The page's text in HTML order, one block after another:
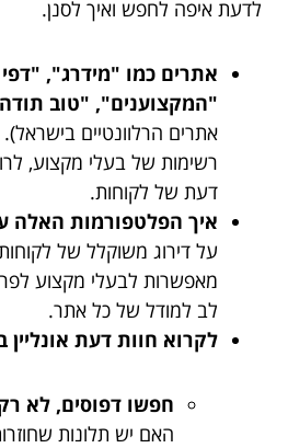
לדעת איפה לחפש ואיך לסנן.
אתרים כמו "מידרג",
"המקצוענים", "טוב
אתרים הרלוונטיים
רשימות של בעלי מקצוע,
דעת של לקוחות.
איך הפלטפורמות האלה
על דירוג משוקלל של
מאפשרות לבעלי מקצוע
לב למודל של כל אתר.
לקרוא חוות דעת אונליין
חפשו דפוסים, לא
האם יש תלונות